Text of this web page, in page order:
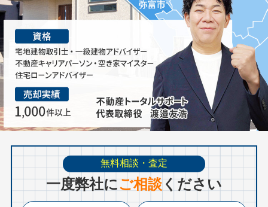
無料相談・査定
⼀度弊社にご相談ください